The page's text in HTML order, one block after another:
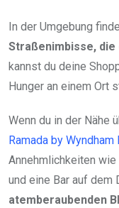
In der Umgebung
Straßenimbisse, die
kannst du deine
Hunger an einem Ort
Wenn du in der Nähe
Ramada by
Annehmlichkeiten
und eine Bar auf dem
atemberaubenden